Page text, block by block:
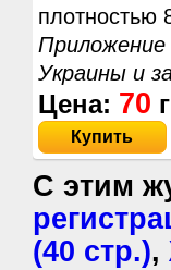
плотностью
Приложение
Украины и
Цена: 70
Купить
С этим
(40 стр.),